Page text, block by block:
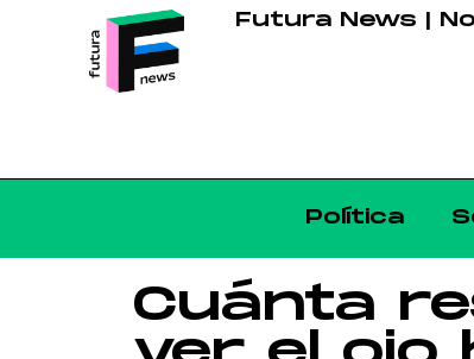
Futura News |
Política
Cuánta